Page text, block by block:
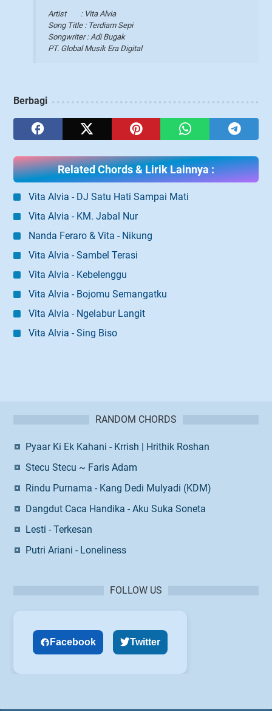
Artist : Vita Alvia
Song Title : Terdiam Sepi
Songwriter : Adi Bugak
PT. Global Musik Era Digital
Berbagi
Related Chords & Lirik Lainnya :
Vita Alvia - DJ Satu Hati Sampai Mati
Vita Alvia - KM. Jabal Nur
Nanda Feraro & Vita - Nikung
Vita Alvia - Sambel Terasi
Vita Alvia - Kebelenggu
Vita Alvia - Bojomu Semangatku
Vita Alvia - Ngelabur Langit
Vita Alvia - Sing Biso
RANDOM CHORDS
Pyaar Ki Ek Kahani - Krrish | Hrithik Roshan
Stecu Stecu ~ Faris Adam
Rindu Purnama - Kang Dedi Mulyadi (KDM)
Dangdut Caca Handika - Aku Suka Soneta
Lesti - Terkesan
Putri Ariani - Loneliness
FOLLOW US
Facebook Twitter